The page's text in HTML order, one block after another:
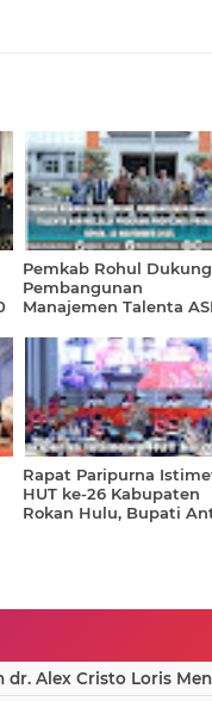
Pemkab Rohul Dukung
Pembangunan
Manajemen Talenta
(ProASN)
Rapat Paripurna
HUT ke-26 Kabupaten
Rokan Hulu, Bupati
dr. Alex Cristo Loris